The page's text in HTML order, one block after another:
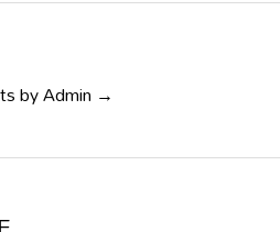
by Admin →